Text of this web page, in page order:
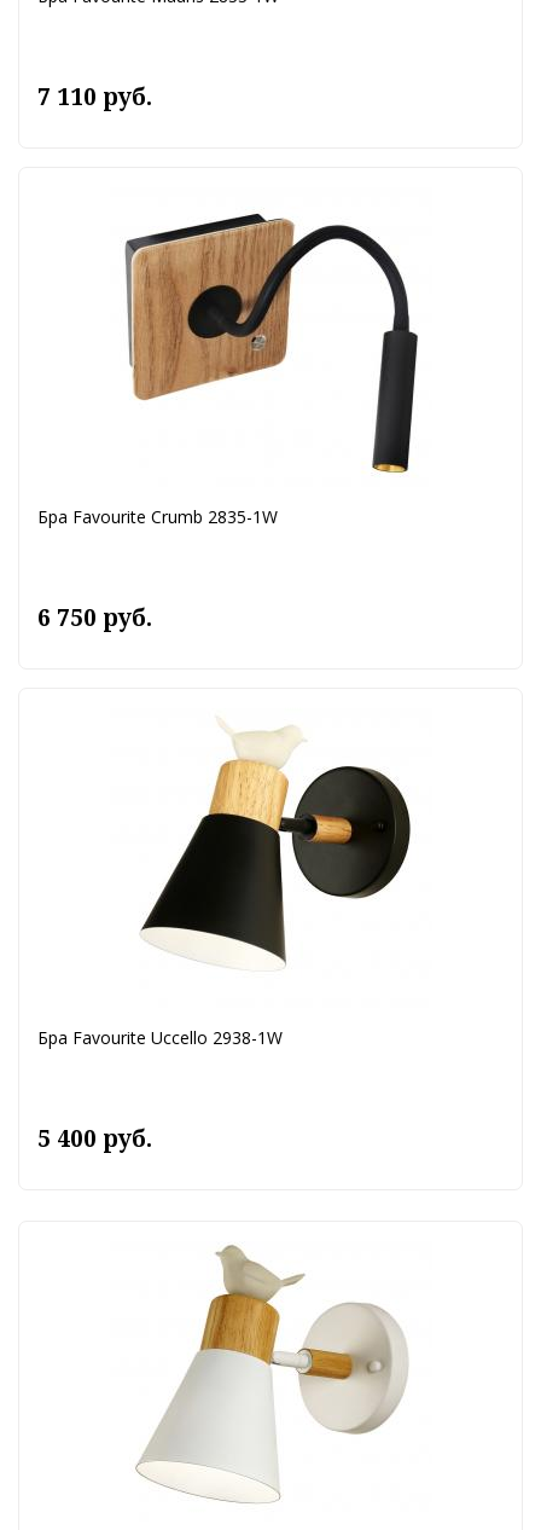
7 110 руб.
Бра Favourite Crumb 2835-1W
6 750 руб.
Бра Favourite Uccello 2938-1W
5 400 руб.